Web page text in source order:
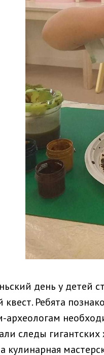
день у детей
квест. Ребята
археологам
следы